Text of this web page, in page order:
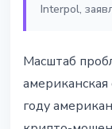
Interpol,
Масштаб
году